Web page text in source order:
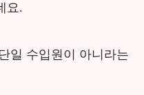
요.
일 수입원이 아니라는